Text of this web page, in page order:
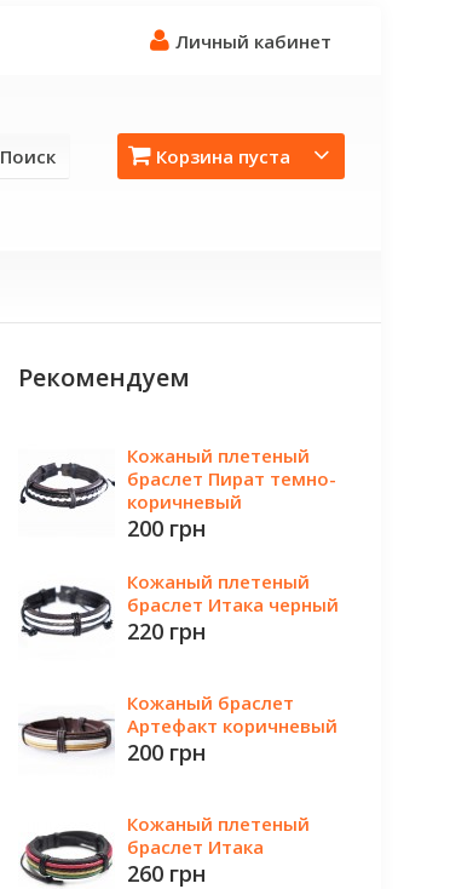
Личный кабинет
Корзина пуста
Поиск
Рекомендуем
Кожаный плетеный
браслет Пират темно-
коричневый
200 грн
Кожаный плетеный
браслет Итака черный
220 грн
Кожаный браслет
Артефакт коричневый
200 грн
Кожаный плетеный
браслет Итака
260 грн